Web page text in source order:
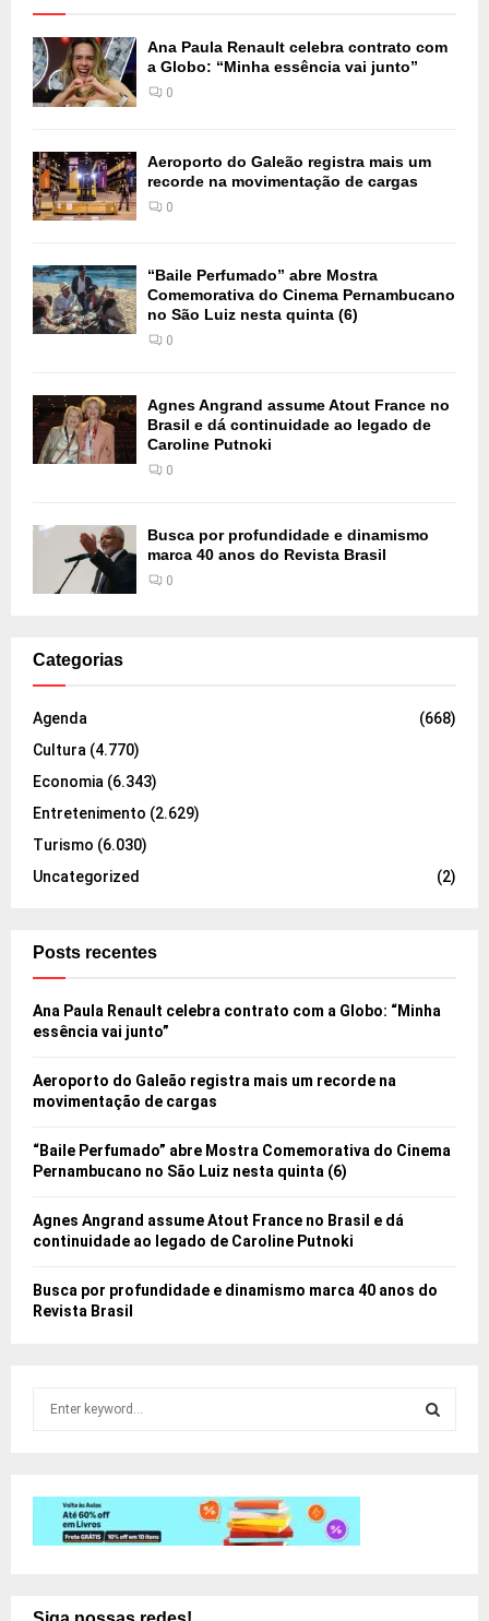
Ana Paula Renault celebra contrato com
a Globo: “Minha essência vai junto”
0
Aeroporto do Galeão registra mais um
recorde na movimentação de cargas
0
“Baile Perfumado” abre Mostra
Comemorativa do Cinema Pernambucano
no São Luiz nesta quinta (6)
0
Agnes Angrand assume Atout France no
Brasil e dá continuidade ao legado de
Caroline Putnoki
0
Busca por profundidade e dinamismo
marca 40 anos do Revista Brasil
0
Categorias
Agenda
(668)
Cultura (4.770)
Economia (6.343)
Entretenimento (2.629)
Turismo (6.030)
Uncategorized
(2)
Posts recentes
Ana Paula Renault celebra contrato com a Globo: “Minha
essência vai junto”
Aeroporto do Galeão registra mais um recorde na
movimentação de cargas
“Baile Perfumado” abre Mostra Comemorativa do Cinema
Pernambucano no São Luiz nesta quinta (6)
Agnes Angrand assume Atout France no Brasil e dá
continuidade ao legado de Caroline Putnoki
Busca por profundidade e dinamismo marca 40 anos do
Revista Brasil